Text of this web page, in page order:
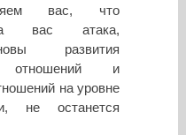
вас, что
вас атака,
развития
отношений и
на уровне
не останется